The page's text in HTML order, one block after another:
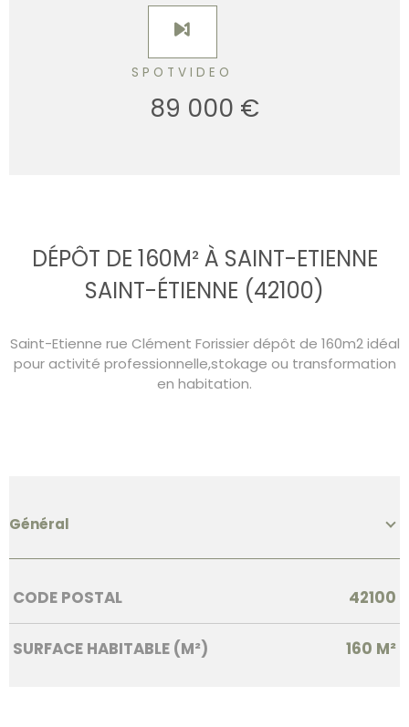
SPOTVIDEO
89 000 €
DÉPÔT DE 160M² À SAINT-ETIENNE
SAINT-ÉTIENNE (42100)
Saint-Etienne rue Clément Forissier dépôt de 160m2 idéal
pour activité professionnelle,stokage ou transformation
en habitation.
Général
Caractérisque Valeurs
CODE POSTAL 42100
SURFACE HABITABLE (M²) 160 M²